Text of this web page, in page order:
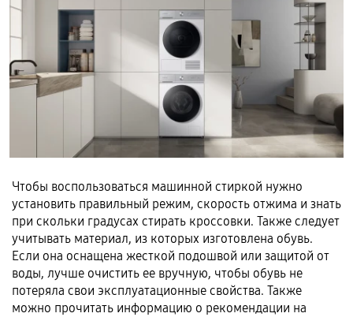
Чтобы воспользоваться машинной стиркой нужно
установить правильный режим, скорость отжима и знать
при скольки градусах стирать кроссовки. Также следует
учитывать материал, из которых изготовлена обувь.
Если она оснащена жесткой подошвой или защитой от
воды, лучше очистить ее вручную, чтобы обувь не
потеряла свои эксплуатационные свойства. Также
можно прочитать информацию о рекомендации на